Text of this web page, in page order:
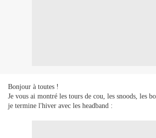
Bonjour à toutes !
Je vous ai montré les tours de cou, les snoods, les
je termine l'hiver avec les headband :